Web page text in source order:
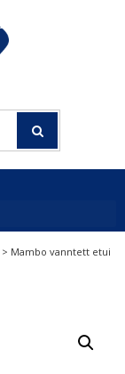
> Mambo vanntett etui